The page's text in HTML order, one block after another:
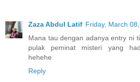
Zaza Abdul Latif Friday, March
Mana tau dengan adanya entry ni
pulak peminat misteri yang
hehehe
Reply